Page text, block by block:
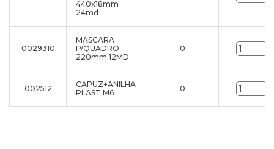
440x18mm
24md
0029310
MÁSCARA
P/QUADRO
220mm 12MD
0
002512
CAPUZ+ANILHA
PLAST M6
0